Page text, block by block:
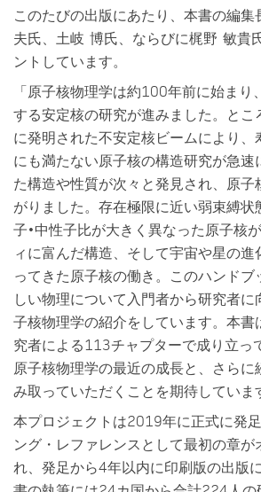
このたびの出版にあたり、本書の編集
夫氏、土岐 博氏、ならびに梶野 敏貴
ントしています。
「原子核物理学は約100年前に始まり
する安定核の研究が進みました。と
に発明された不安定核ビームにより
にも満たない原子核の構造研究が急速
た構造や性質が次々と発見され、原
がりました。存在極限に近い弱束縛状
子•中性子比が大きく異なった原子核
ィに富んだ構造、そして宇宙や星の進
ってきた原子核の働き。このハンド
しい物理について入門者から研究者
子核物理学の紹介をしています。本書
究者による113チャプターで成り立っ
原子核物理学の最近の成長と、さらに
み取っていただくことを期待していま
本プロジェクトは2019年に正式に発
ング・レファレンスとして最初の章が
れ、発足から4年以内に印刷版の出版